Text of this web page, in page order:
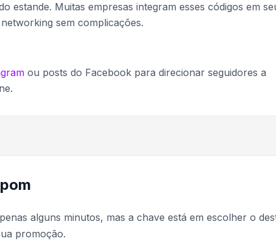
estande. Muitas empresas integram esses códigos em
sem complicações.
ou posts do Facebook para direcionar seguidores a
alguns minutos, mas a chave está em escolher o
promoção.